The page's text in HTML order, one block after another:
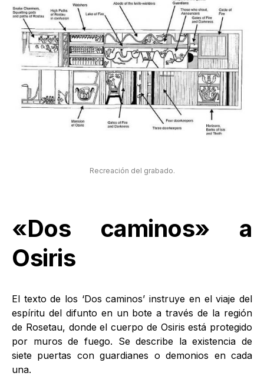
Recreación del grabado.
«Dos caminos» a
Osiris
El texto de los ‘Dos caminos’ instruye en el viaje del
espíritu del difunto en un bote a través de la región
de Rosetau, donde el cuerpo de Osiris está protegido
por muros de fuego. Se describe la existencia de
siete puertas con guardianes o demonios en cada
una.